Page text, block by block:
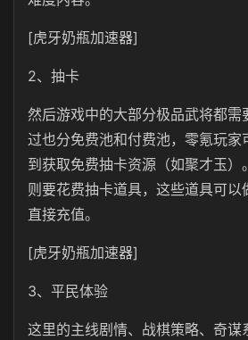
[虎牙奶瓶加速器]
2、抽卡
然后游戏中的大部分极品武将都需
过也分免费池和付费池，零氪玩家
到获取免费抽卡资源（如聚才玉）
则要花费抽卡道具，这些道具可以
直接充值。
[虎牙奶瓶加速器]
3、平民体验
这里的主线剧情、战棋策略、奇谋